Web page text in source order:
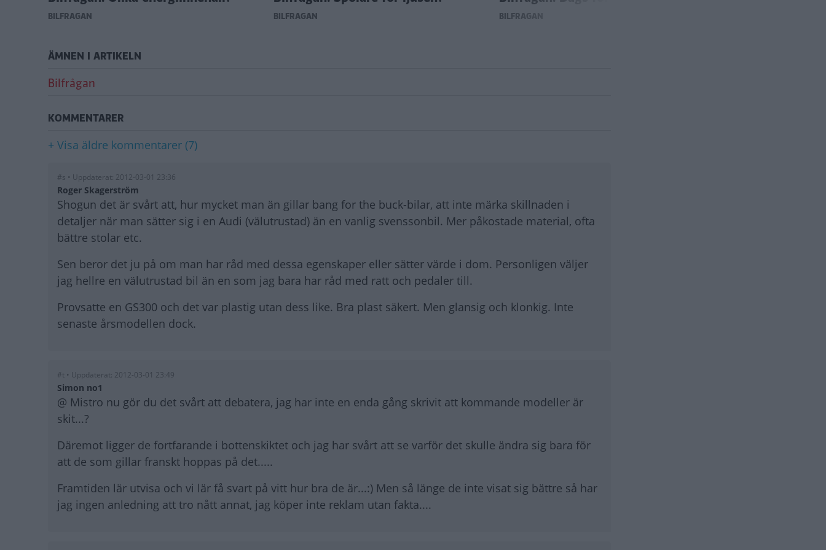
BILFRÅGAN BILFRÅGAN BILFRÅGAN
ÄMNEN I ARTIKELN
Bilfrågan
KOMMENTARER
+ Visa äldre kommentarer (7)
#s • Uppdaterat: 2012-03-01 23:36
Roger Skagerström
Shogun det är svårt att, hur mycket man än gillar bang for the buck-bilar, att inte märka skillnaden i
detaljer när man sätter sig i en Audi (välutrustad) än en vanlig svenssonbil. Mer påkostade material, ofta
bättre stolar etc.
Sen beror det ju på om man har råd med dessa egenskaper eller sätter värde i dom. Personligen väljer
jag hellre en välutrustad bil än en som jag bara har råd med ratt och pedaler till.
Provsatte en GS300 och det var plastig utan dess like. Bra plast säkert. Men glansig och klonkig. Inte
senaste årsmodellen dock.
#t • Uppdaterat: 2012-03-01 23:49
Simon no1
@ Mistro nu gör du det svårt att debatera, jag har inte en enda gång skrivit att kommande modeller är
skit...?
Däremot ligger de fortfarande i bottenskiktet och jag har svårt att se varför det skulle ändra sig bara för
att de som gillar franskt hoppas på det.....
Framtiden lär utvisa och vi lär få svart på vitt hur bra de är...:) Men så länge de inte visat sig bättre så har
jag ingen anledning att tro nått annat, jag köper inte reklam utan fakta....